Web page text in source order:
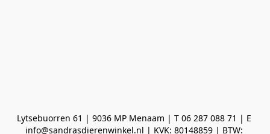
Lytsebuorren 61 | 9036 MP Menaam | T 06 287 088 71 | E
info@sandrasdierenwinkel.nl | KVK: 80148859 | BTW: